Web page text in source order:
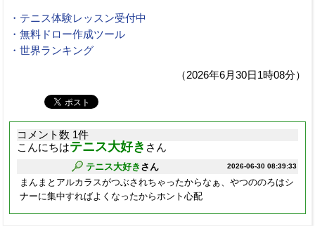
・テニス体験レッスン受付中
・無料ドロー作成ツール
・世界ランキング
（2026年6月30日1時08分）
コメント数 1件
こんにちはテニス大好き さん
2026-06-30 08:39:33
テニス大好き さん
まんまとアルカラスがつぶされちゃったからなぁ、やつののろはシ
ナーに集中すればよくなったからホント心配